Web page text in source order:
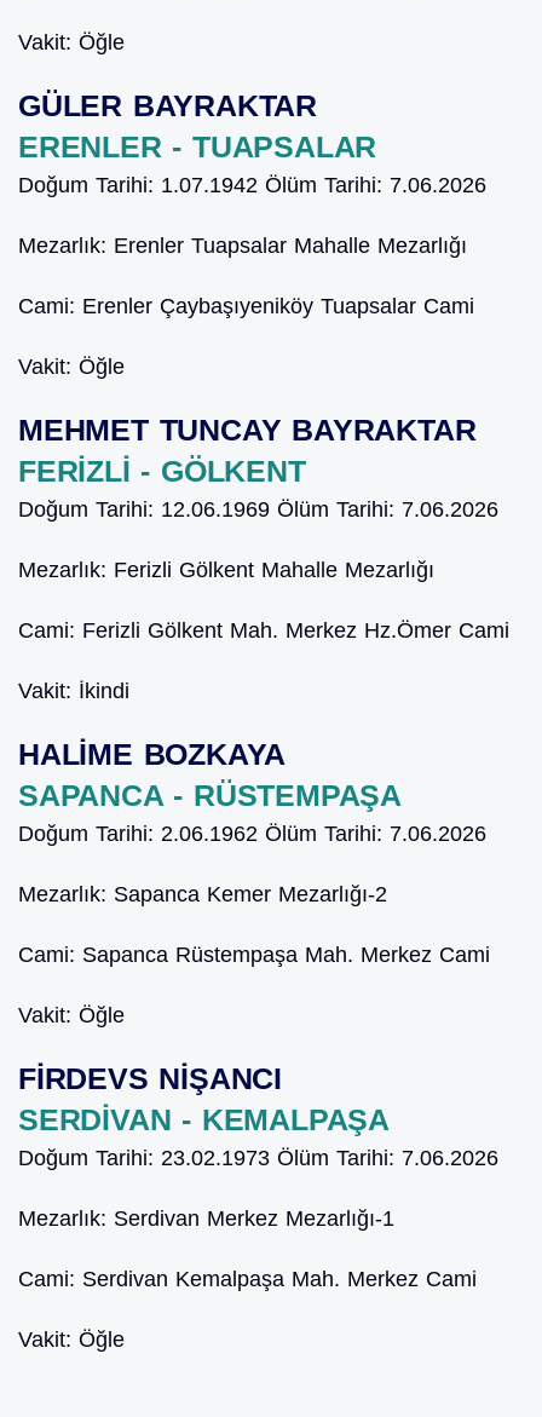
Vakit: Öğle
GÜLER BAYRAKTAR
ERENLER - TUAPSALAR
Doğum Tarihi: 1.07.1942 Ölüm Tarihi: 7.06.2026
Mezarlık: Erenler Tuapsalar Mahalle Mezarlığı
Cami: Erenler Çaybaşıyeniköy Tuapsalar Cami
Vakit: Öğle
MEHMET TUNCAY BAYRAKTAR
FERİZLİ - GÖLKENT
Doğum Tarihi: 12.06.1969 Ölüm Tarihi: 7.06.2026
Mezarlık: Ferizli Gölkent Mahalle Mezarlığı
Cami: Ferizli Gölkent Mah. Merkez Hz.Ömer Cami
Vakit: İkindi
HALİME BOZKAYA
SAPANCA - RÜSTEMPAŞA
Doğum Tarihi: 2.06.1962 Ölüm Tarihi: 7.06.2026
Mezarlık: Sapanca Kemer Mezarlığı-2
Cami: Sapanca Rüstempaşa Mah. Merkez Cami
Vakit: Öğle
FİRDEVS NİŞANCI
SERDİVAN - KEMALPAŞA
Doğum Tarihi: 23.02.1973 Ölüm Tarihi: 7.06.2026
Mezarlık: Serdivan Merkez Mezarlığı-1
Cami: Serdivan Kemalpaşa Mah. Merkez Cami
Vakit: Öğle